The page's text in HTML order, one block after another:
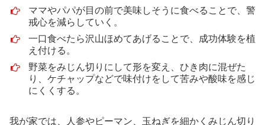
ママやパパが目の前で美味しそうに食べることで、警
戒心を減らしていく。
一口食べたら沢山ほめてあげることで、成功体験を植
え付ける。
野菜をみじん切りにして形を変え、ひき肉に混ぜた
り、ケチャップなどで味付けをして苦みや酸味を感じ
にくくする。
我が家では、人参やピーマン、玉ねぎを細かくみじん切り